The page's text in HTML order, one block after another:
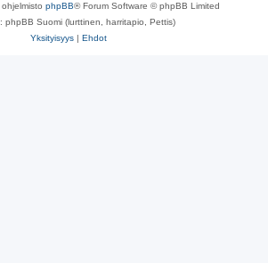
phpBB® Forum Software © phpBB Limited
phpBB Suomi (lurttinen, harritapio, Pettis)
Yksityisyys | Ehdot